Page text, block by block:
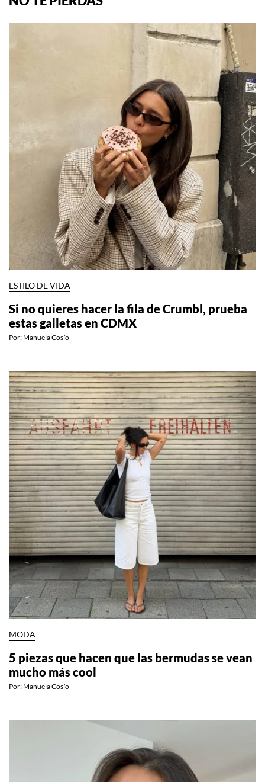
ESTILO DE VIDA
Si no quieres hacer la fila de Crumbl, prueba
estas galletas en CDMX
Por: Manuela Cosío
MODA
5 piezas que hacen que las bermudas se vean
mucho más cool
Por: Manuela Cosío